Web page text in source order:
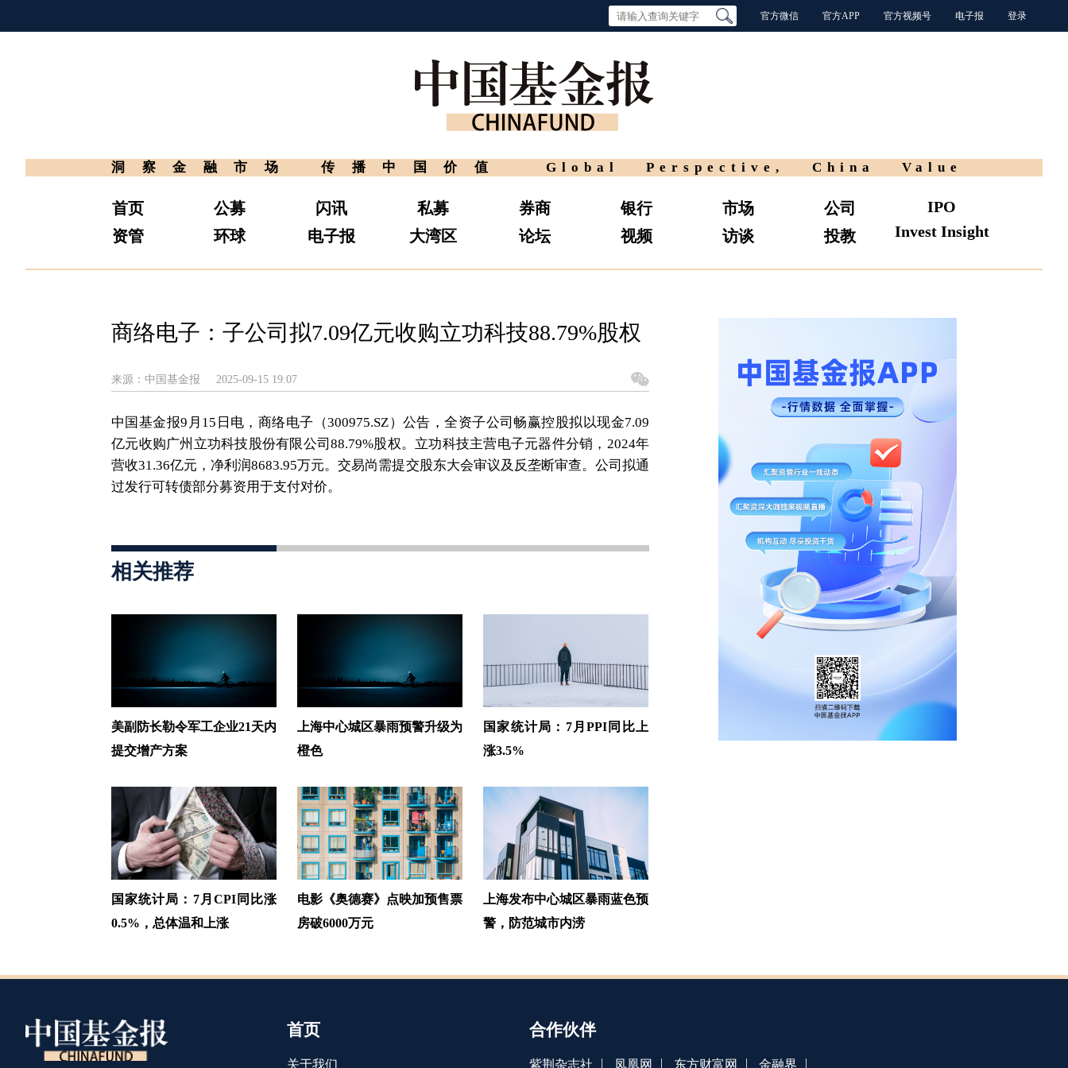
官方微信 官方APP 官方视频号 电子报 登录
洞察金融市场 传播中国价值 Global Perspective, China Value
首页
资管
公募
环球
闪讯
电子报
私募
大湾区
券商
论坛
银行
视频
市场
访谈
公司
投教
IPO
Invest Insight
商络电子：子公司拟7.09亿元收购立功科技88.79%股权
来源：中国基金报 2025-09-15 19:07
中国基金报9月15日电，商络电子（300975.SZ）公告，全资子公司畅赢控股拟以现金7.09
亿元收购广州立功科技股份有限公司88.79%股权。立功科技主营电子元器件分销，2024年
营收31.36亿元，净利润8683.95万元。交易尚需提交股东大会审议及反垄断审查。公司拟通
过发行可转债部分募资用于支付对价。
相关推荐
美副防长勒令军工企业21天内
提交增产方案
上海中心城区暴雨预警升级为
橙色
国家统计局：7月PPI同比上
涨3.5%
国家统计局：7月CPI同比涨
0.5%，总体温和上涨
电影《奥德赛》点映加预售票
房破6000万元
上海发布中心城区暴雨蓝色预
警，防范城市内涝
首页
关于我们
合作伙伴
紫荆杂志社 | 凤凰网 | 东方财富网 | 金融界 |